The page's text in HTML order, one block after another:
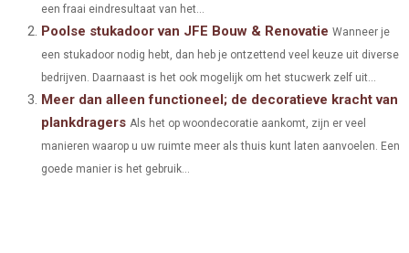
O
N
T
T
E
R
O
O
K
O
N
R
E
S
T
O
D
N
O
een fraai eindresultaat van het...
Poolse stukadoor van JFE Bouw & Renovatie Wanneer je
een stukadoor nodig hebt, dan heb je ontzettend veel keuze uit diverse
bedrijven. Daarnaast is het ook mogelijk om het stucwerk zelf uit...
Meer dan alleen functioneel; de decoratieve kracht van
plankdragers Als het op woondecoratie aankomt, zijn er veel
manieren waarop u uw ruimte meer als thuis kunt laten aanvoelen. Een
goede manier is het gebruik...